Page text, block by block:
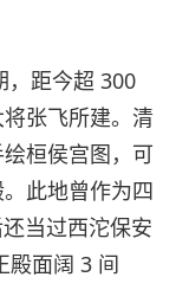
，距今超 300
张飞所建。清
桓侯宫图，可
此地曾作为四
当过西沱保安
殿面阔 3 间